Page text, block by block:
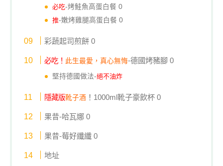
必吃-烤鮭魚高蛋白餐 0
推-嫩烤雞腿高蛋白餐 0
彩蔬起司煎餅 0
必吃！ 此生最愛，真心無悔-德國烤豬腳 0
堅持德國做法-絕不油炸
隱藏版靴子酒 ！1000ml靴子豪飲杯 0
果昔-哈瓦娜 0
果昔-莓好纖纖 0
地址